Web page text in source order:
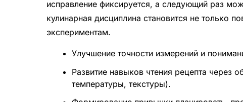
исправление фиксируется, а следующий раз
кулинарная дисциплина становится не только
экспериментам.
Улучшение точности измерений и
Развитие навыков чтения рецепта через
температуры, текстуры).